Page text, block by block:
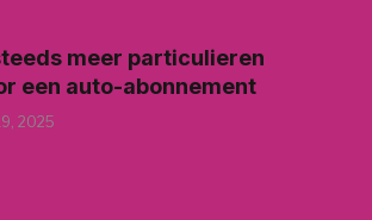
meer particulieren
een auto-abonnement
2025